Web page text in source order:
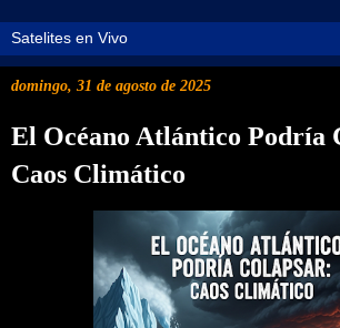
domingo, 31 de agosto de 2025
El Océano Atlántico Podría
Caos Climático